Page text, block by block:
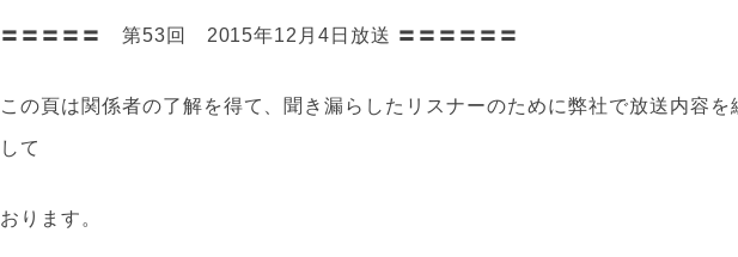
〓〓〓〓〓 第53回 2015年12月4日放送 〓〓〓〓〓〓
この頁は関係者の了解を得て、聞き漏らしたリスナーのために弊社で放送内容を
して
おります。